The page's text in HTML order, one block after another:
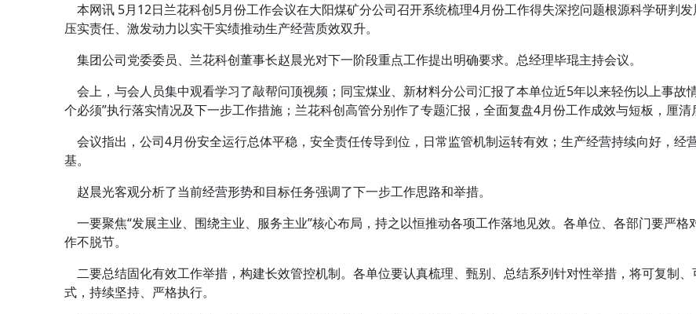
本网讯 5月12日兰花科创5月份工作会议在大阳煤矿分公司召开系统梳理4月份工作得失深挖问题根源科学研判
压实责任、激发动力以实干实绩推动生产经营质效双升。
集团公司党委委员、兰花科创董事长赵晨光对下一阶段重点工作提出明确要求。总经理毕琨主持会议。
会上，与会人员集中观看学习了敲帮问顶视频；同宝煤业、新材料分公司汇报了本单位近5年以来轻伤以上事故
个必须”执行落实情况及下一步工作措施；兰花科创高管分别作了专题汇报，全面复盘4月份工作成效与短板，厘清
会议指出，公司4月份安全运行总体平稳，安全责任传导到位，日常监管机制运转有效；生产经营持续向好，经
基。
赵晨光客观分析了当前经营形势和目标任务强调了下一步工作思路和举措。
一要聚焦“发展主业、围绕主业、服务主业”核心布局，持之以恒推动各项工作落地见效。各单位、各部门要严
作不脱节。
二要总结固化有效工作举措，构建长效管控机制。各单位要认真梳理、甄别、总结系列针对性举措，将可复制
式，持续坚持、严格执行。